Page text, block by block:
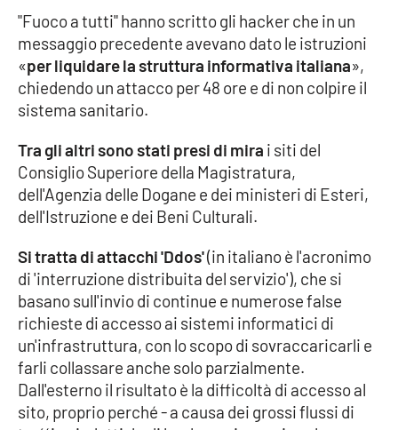
Cultura
Economia e Lavoro
Politica
Sanità
Società
Sport
RUBRICHE
Good Morning Vietnam
Parchi Marini Calabria
"Fuoco a tutti" hanno scritto gli hacker che in un
messaggio precedente avevano dato le istruzioni
«per liquidare la struttura informativa italiana»,
chiedendo un attacco per 48 ore e di non colpire il
sistema sanitario.
Tra gli altri sono stati presi di mira i siti del
Consiglio Superiore della Magistratura,
dell'Agenzia delle Dogane e dei ministeri di Esteri,
dell'Istruzione e dei Beni Culturali.
Si tratta di attacchi 'Ddos'(in italiano è l'acronimo
di 'interruzione distribuita del servizio'), che si
basano sull'invio di continue e numerose false
richieste di accesso ai sistemi informatici di
un'infrastruttura, con lo scopo di sovraccaricarli e
farli collassare anche solo parzialmente.
Dall'esterno il risultato è la difficoltà di accesso al
sito, proprio perché - a causa dei grossi flussi di